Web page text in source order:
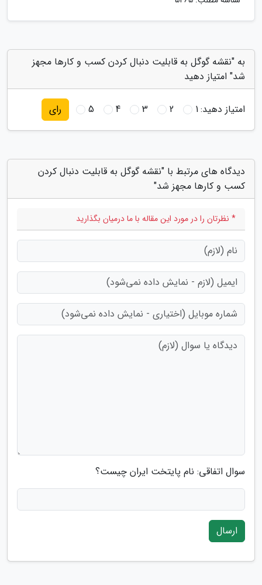
به "نقشه گوگل به قابلیت دنبال کردن کسب و کارها مجهز
شد" امتیاز دهید
امتیاز دهید:1
2
3
4
5 رای
دیدگاه های مرتبط با "نقشه گوگل به قابلیت دنبال کردن
کسب و کارها مجهز شد"
* نظرتان را در مورد این مقاله با ما درمیان بگذارید
سوال اتفاقی: نام پایتخت ایران چیست؟
ارسال